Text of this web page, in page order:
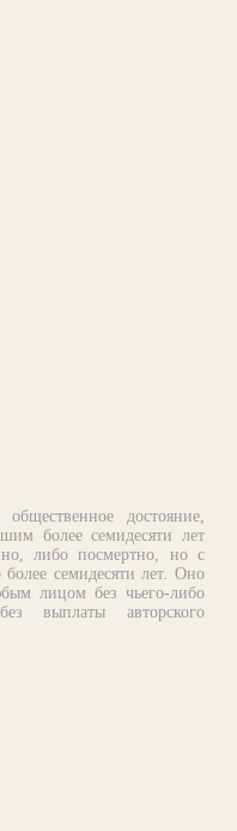
достояние,
более семидесяти лет
либо посмертно, но с
семидесяти лет. Оно
лицом без чьего-либо
выплаты авторского